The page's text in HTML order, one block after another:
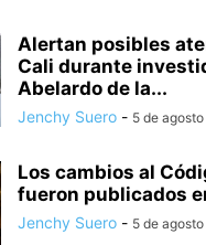
Alertan posibles
Cali durante
Abelardo de la...
Jenchy Suero - 5 de
Los cambios al
fueron publicados
Jenchy Suero - 5 de